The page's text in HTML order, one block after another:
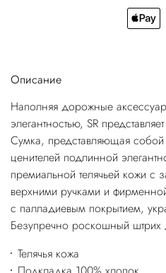
Описание
Наполняя дорожные
элегантностью, SR
Сумка, представляющая
ценителей подлинной
премиальной телячьей кожи с
верхними ручками и
с палладиевым покрытием,
Безупречно роскошный штрих
Телячья кожа